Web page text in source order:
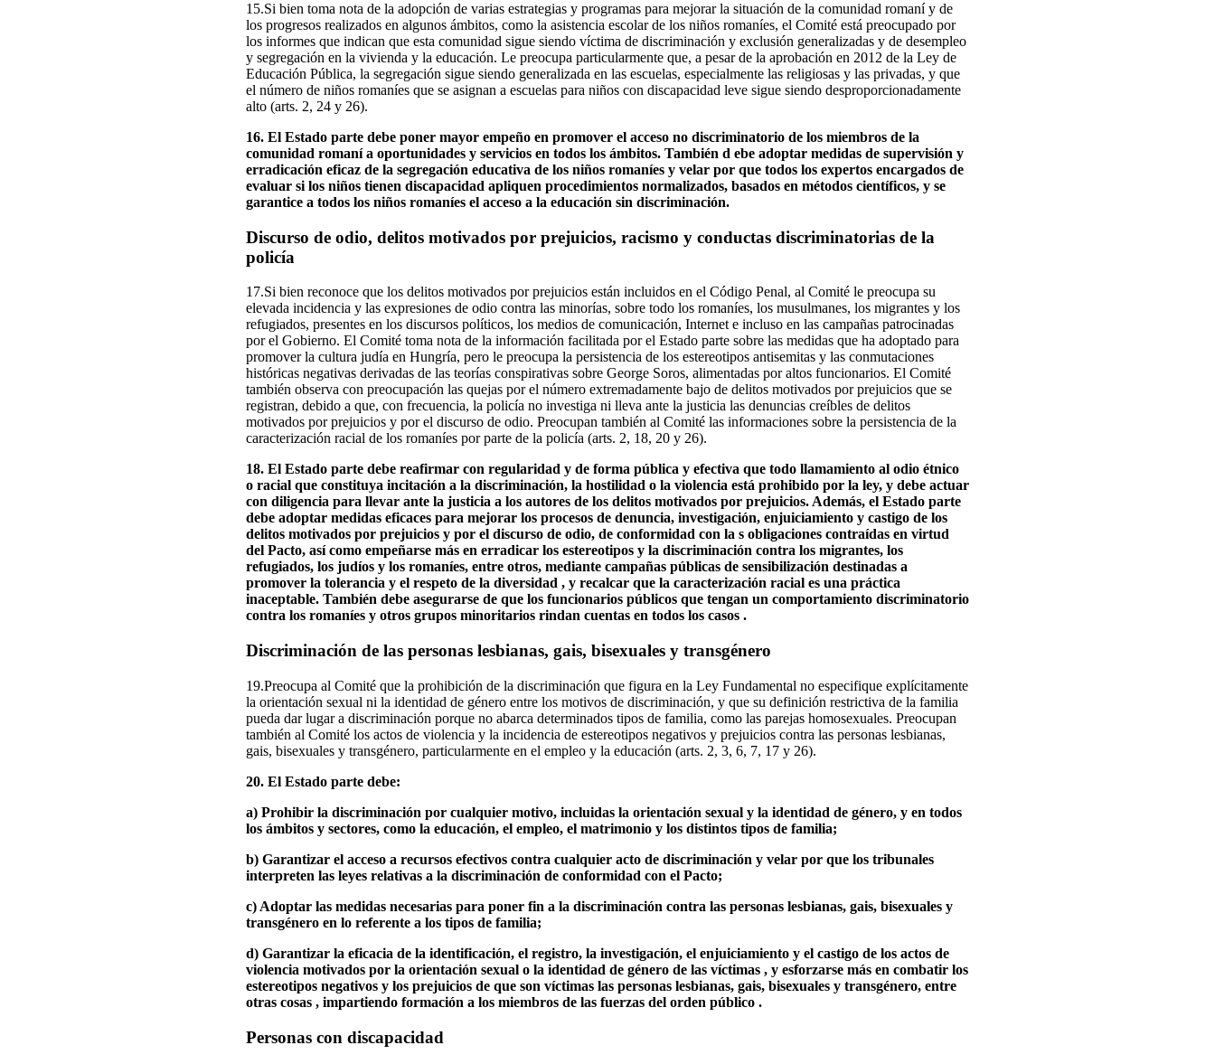
15.Si bien toma nota de la adopción de varias estrategias y programas para mejorar la situación de la comunidad romaní y de
los progresos realizados en algunos ámbitos, como la asistencia escolar de los niños romaníes, el Comité está preocupado por
los informes que indican que esta comunidad sigue siendo víctima de discriminación y exclusión generalizadas y de desempleo
y segregación en la vivienda y la educación. Le preocupa particularmente que, a pesar de la aprobación en 2012 de la Ley de
Educación Pública, la segregación sigue siendo generalizada en las escuelas, especialmente las religiosas y las privadas, y que
el número de niños romaníes que se asignan a escuelas para niños con discapacidad leve sigue siendo desproporcionadamente
alto (arts. 2, 24 y 26).
16. El Estado parte debe poner mayor empeño en promover el acceso no discriminatorio de los miembros de la
comunidad romaní a oportunidades y servicios en todos los ámbitos. También d ebe adoptar medidas de supervisión y
erradicación eficaz de la segregación educativa de los niños romaníes y velar por que todos los expertos encargados de
evaluar si los niños tienen discapacidad apliquen procedimientos normalizados, basados en métodos científicos, y se
garantice a todos los niños romaníes el acceso a la educación sin discriminación.
Discurso de odio, delitos motivados por prejuicios, racismo y conductas discriminatorias de la
policía
17.Si bien reconoce que los delitos motivados por prejuicios están incluidos en el Código Penal, al Comité le preocupa su
elevada incidencia y las expresiones de odio contra las minorías, sobre todo los romaníes, los musulmanes, los migrantes y los
refugiados, presentes en los discursos políticos, los medios de comunicación, Internet e incluso en las campañas patrocinadas
por el Gobierno. El Comité toma nota de la información facilitada por el Estado parte sobre las medidas que ha adoptado para
promover la cultura judía en Hungría, pero le preocupa la persistencia de los estereotipos antisemitas y las conmutaciones
históricas negativas derivadas de las teorías conspirativas sobre George Soros, alimentadas por altos funcionarios. El Comité
también observa con preocupación las quejas por el número extremadamente bajo de delitos motivados por prejuicios que se
registran, debido a que, con frecuencia, la policía no investiga ni lleva ante la justicia las denuncias creíbles de delitos
motivados por prejuicios y por el discurso de odio. Preocupan también al Comité las informaciones sobre la persistencia de la
caracterización racial de los romaníes por parte de la policía (arts. 2, 18, 20 y 26).
18. El Estado parte debe reafirmar con regularidad y de forma pública y efectiva que todo llamamiento al odio étnico
o racial que constituya incitación a la discriminación, la hostilidad o la violencia está prohibido por la ley, y debe actuar
con diligencia para llevar ante la justicia a los autores de los delitos motivados por prejuicios. Además, el Estado parte
debe adoptar medidas eficaces para mejorar los procesos de denuncia, investigación, enjuiciamiento y castigo de los
delitos motivados por prejuicios y por el discurso de odio, de conformidad con la s obligaciones contraídas en virtud
del Pacto, así como empeñarse más en erradicar los estereotipos y la discriminación contra los migrantes, los
refugiados, los judíos y los romaníes, entre otros, mediante campañas públicas de sensibilización destinadas a
promover la tolerancia y el respeto de la diversidad , y recalcar que la caracterización racial es una práctica
inaceptable. También debe asegurarse de que los funcionarios públicos que tengan un comportamiento discriminatorio
contra los romaníes y otros grupos minoritarios rindan cuentas en todos los casos .
Discriminación de las personas lesbianas, gais, bisexuales y transgénero
19.Preocupa al Comité que la prohibición de la discriminación que figura en la Ley Fundamental no especifique explícitamente
la orientación sexual ni la identidad de género entre los motivos de discriminación, y que su definición restrictiva de la familia
pueda dar lugar a discriminación porque no abarca determinados tipos de familia, como las parejas homosexuales. Preocupan
también al Comité los actos de violencia y la incidencia de estereotipos negativos y prejuicios contra las personas lesbianas,
gais, bisexuales y transgénero, particularmente en el empleo y la educación (arts. 2, 3, 6, 7, 17 y 26).
20. El Estado parte debe:
a) Prohibir la discriminación por cualquier motivo, incluidas la orientación sexual y la identidad de género, y en todos
los ámbitos y sectores, como la educación, el empleo, el matrimonio y los distintos tipos de familia;
b) Garantizar el acceso a recursos efectivos contra cualquier acto de discriminación y velar por que los tribunales
interpreten las leyes relativas a la discriminación de conformidad con el Pacto;
c) Adoptar las medidas necesarias para poner fin a la discriminación contra las personas lesbianas, gais, bisexuales y
transgénero en lo referente a los tipos de familia;
d) Garantizar la eficacia de la identificación, el registro, la investigación, el enjuiciamiento y el castigo de los actos de
violencia motivados por la orientación sexual o la identidad de género de las víctimas , y esforzarse más en combatir los
estereotipos negativos y los prejuicios de que son víctimas las personas lesbianas, gais, bisexuales y transgénero, entre
otras cosas , impartiendo formación a los miembros de las fuerzas del orden público .
Personas con discapacidad